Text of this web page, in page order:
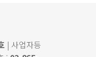
| 사업자등